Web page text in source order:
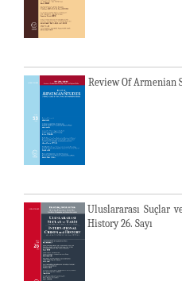
Review Of Armenian
Uluslararası Suçlar
History 26. Sayı